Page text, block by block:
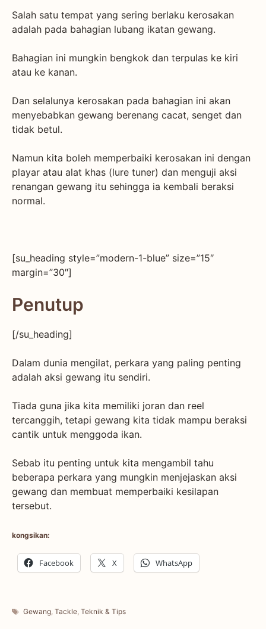
Salah satu tempat yang sering berlaku kerosakan
adalah pada bahagian lubang ikatan gewang.
Bahagian ini mungkin bengkok dan terpulas ke kiri
atau ke kanan.
Dan selalunya kerosakan pada bahagian ini akan
menyebabkan gewang berenang cacat, senget dan
tidak betul.
Namun kita boleh memperbaiki kerosakan ini dengan
playar atau alat khas (lure tuner) dan menguji aksi
renangan gewang itu sehingga ia kembali beraksi
normal.
[su_heading style=”modern-1-blue” size=”15″
margin=”30″]
Penutup
[/su_heading]
Dalam dunia mengilat, perkara yang paling penting
adalah aksi gewang itu sendiri.
Tiada guna jika kita memiliki joran dan reel
tercanggih, tetapi gewang kita tidak mampu beraksi
cantik untuk menggoda ikan.
Sebab itu penting untuk kita mengambil tahu
beberapa perkara yang mungkin menjejaskan aksi
gewang dan membuat memperbaiki kesilapan
tersebut.
kongsikan:
Facebook X WhatsApp
Tags
Gewang,Tackle,Teknik & Tips